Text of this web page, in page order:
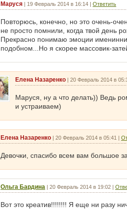
Маруся | 19 Февраль 2014 в 16:14 | Ответить
Повторюсь, конечно, но это очень-
не просто помнили, когда твой день
Прекрасно понимаю эмоции
подобном...Но я скорее массовик-
Елена Назаренко | 20 Февраль 2014 в
Маруся, ну а что делать)) Ведь
и устраиваем)
Елена Назаренко | 20 Февраль 2014 в 05:41 |
Девочки, спасибо всем вам большое
Ольга Бардина | 20 Февраль 2014 в 19:02 |
Вот это креатив!!!!!!!! Я еще ни разу